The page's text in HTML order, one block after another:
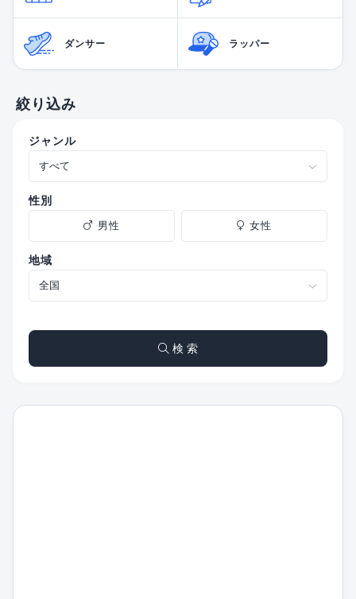
ダンサー ラッパー
絞り込み
ジャンル
性別
男性 女性
地域
検 索